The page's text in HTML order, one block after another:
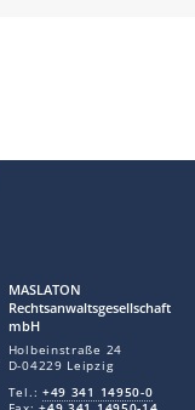
MAS LA TON
Rechtsanwaltsgesellschaft
mbH
Holbeinstraße 24
D-04229 Leipzig
Tel.: +49 341 14950-0